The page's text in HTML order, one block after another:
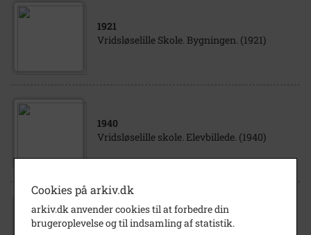
1921
Vridsløselille Skole. Bygningen. (1921)
1940
Vridsløselille skole. Elevbillede. (1940)
1960- 1990
Cookies på arkiv.dk
arkiv.dk anvender cookies til at forbedre din
brugeroplevelse og til indsamling af statistik.